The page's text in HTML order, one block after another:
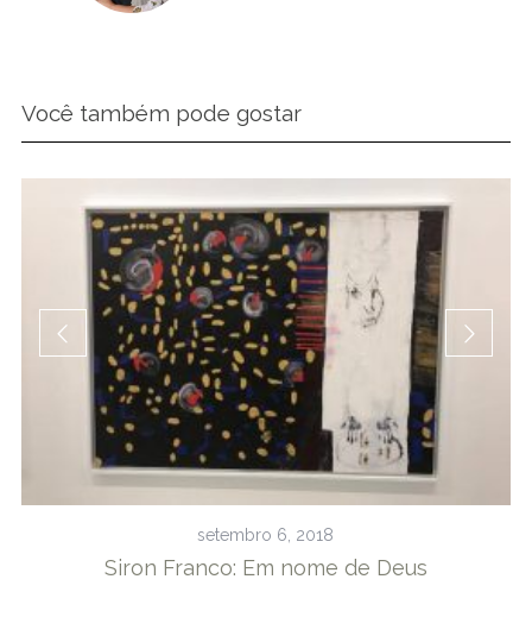
Você também pode gostar
setembro 6, 2018
Siron Franco: Em nome de Deus